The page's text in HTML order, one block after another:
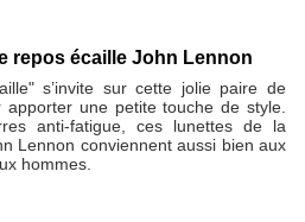
repos écaille John Lennon
s’invite sur cette jolie paire de
apporter une petite touche de style.
anti-fatigue, ces lunettes de la
Lennon conviennent aussi bien aux
hommes.